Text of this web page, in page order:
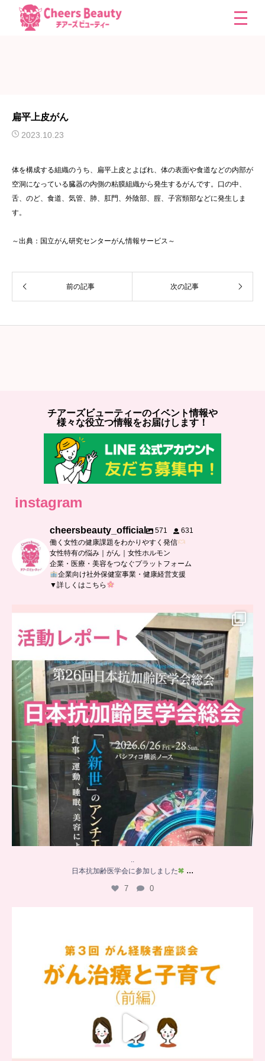
扁平上皮がん
2023.10.23
体を構成する組織のうち、扁平上皮とよばれ、体の表面や食道などの内部が
空洞になっている臓器の内側の粘膜組織から発生するがんです。口の中、
舌、のど、食道、気管、肺、肛門、外陰部、腟、子宮頸部などに発生しま
す。
～出典：国立がん研究センターがん情報サービス～
前の記事 次の記事
チアーズビューティーのイベント情報や
様々な役立つ情報をお届けします！
instagram
cheersbeauty_official 571
631
働く女性の健康課題をわかりやすく発信
女性特有の悩み｜がん｜女性ホルモン
企業・医療・美容をつなぐプラットフォーム
企業向け社外保健室事業・健康経営支援
▼詳しくはこちら
..
日本抗加齢医学会に参加しました
0
..
日本抗加齢医学会に参加しました
...
7 0